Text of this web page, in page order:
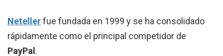
Netellerfue fundada en 1999 y se ha consolidado
rápidamente como el principal competidor de
PayPal.